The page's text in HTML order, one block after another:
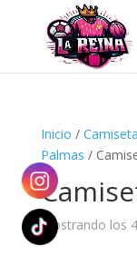
Búsqueda
productos
Inicio /
Palmas /
Mostrando los